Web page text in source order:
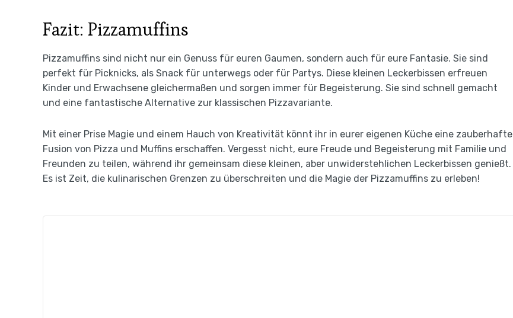
Fazit: Pizzamuffins
Pizzamuffins sind nicht nur ein Genuss für euren Gaumen, sondern auch für eure Fantasie. Sie sind
perfekt für Picknicks, als Snack für unterwegs oder für Partys. Diese kleinen Leckerbissen erfreuen
Kinder und Erwachsene gleichermaßen und sorgen immer für Begeisterung. Sie sind schnell gemacht
und eine fantastische Alternative zur klassischen Pizzavariante.
Mit einer Prise Magie und einem Hauch von Kreativität könnt ihr in eurer eigenen Küche eine zauberhafte
Fusion von Pizza und Muffins erschaffen. Vergesst nicht, eure Freude und Begeisterung mit Familie und
Freunden zu teilen, während ihr gemeinsam diese kleinen, aber unwiderstehlichen Leckerbissen genießt.
Es ist Zeit, die kulinarischen Grenzen zu überschreiten und die Magie der Pizzamuffins zu erleben!